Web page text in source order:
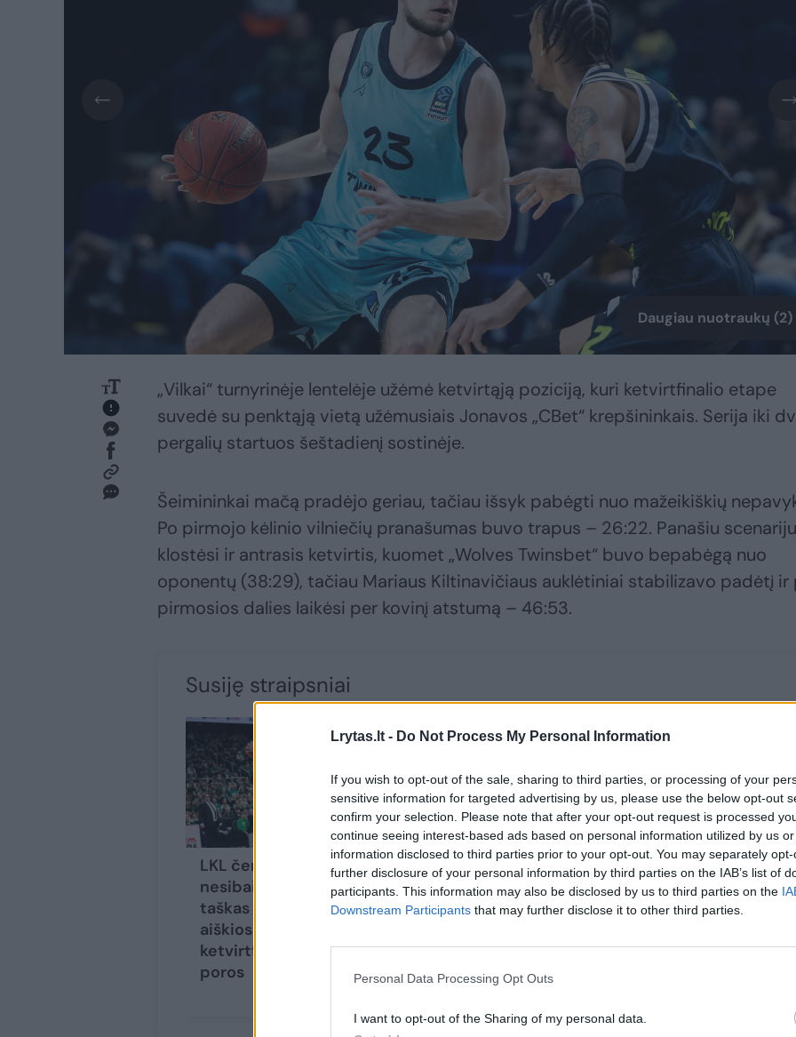
Lrytas.lt - Do Not Process My Personal Information
If you wish to opt-out of the sale, sharing to third parties, or processing of your
sensitive information for targeted advertising by us, please use the below opt-out
confirm your selection. Please note that after your opt-out request is processed
continue seeing interest-based ads based on personal information utilized by us
information disclosed to third parties prior to your opt-out. You may separately
further disclosure of your personal information by third parties on the IAB’s list of
participants. This information may also be disclosed by us to third parties on the
Downstream Participants that may further disclose it to other third parties.
Personal Data Processing Opt Outs
I want to opt-out of the Sharing of my personal data.
Daugiau nuotraukų (2)
„Vilkai“ turnyrinėje lentelėje užėmė ketvirtąją poziciją, kuri ketvirtfinalio etape
suvedė su penktąją vietą užėmusiais Jonavos „CBet“ krepšininkais. Serija iki
pergalių startuos šeštadienį sostinėje.
Šeimininkai mačą pradėjo geriau, tačiau išsyk pabėgti nuo mažeikiškių
Po pirmojo kėlinio vilniečių pranašumas buvo trapus – 26:22. Panašiu
klostėsi ir antrasis ketvirtis, kuomet „Wolves Twinsbet“ buvo bepabėgą nuo
oponentų (38:29), tačiau Mariaus Kiltinavičiaus auklėtiniai stabilizavo padėtį ir
pirmosios dalies laikėsi per kovinį atstumą – 46:53.
Susiję straipsniai
LKL čempionatas dar
nesibaigė, tačiau
taškas padėtas:
aiškios visos
ketvirtfinalio mūšių
poros
Pasižymėkite:
paaiškėjo LKL
ketvirtfinalio etapo
Intriguojantį LKL
ketvirtfinalį
pasitinkantis M.
būsimus varžovus